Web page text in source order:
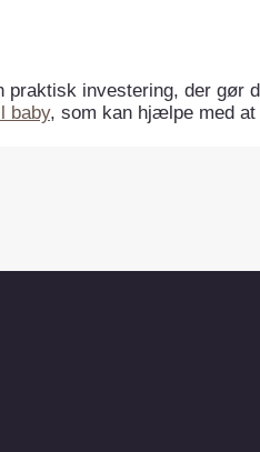
investering, der gør
baby, som kan hjælpe med